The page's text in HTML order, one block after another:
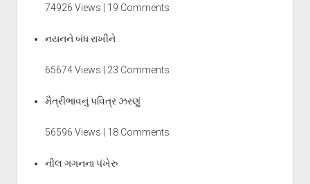
74926 Views | 19 Comments
નયનને બંધ રાખીને
65674 Views | 23 Comments
મૈત્રીભાવનું પવિત્ર ઝરણું
56596 Views | 18 Comments
નીલ ગગનના પંખેરુ